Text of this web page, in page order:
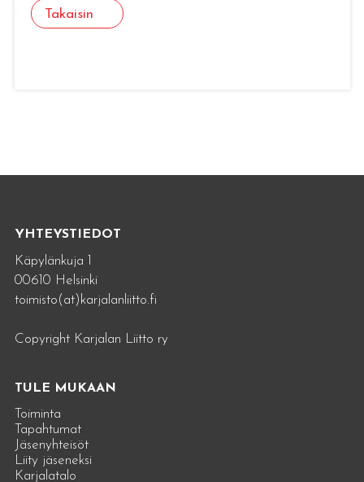
Takaisin
YHTEYSTIEDOT
Käpylänkuja 1
00610 Helsinki
toimisto(at)karjalanliitto.fi
Copyright Karjalan Liitto ry
TULE MUKAAN
Toiminta
Tapahtumat
Jäsenyhteisöt
Liity jäseneksi
Karjalatalo